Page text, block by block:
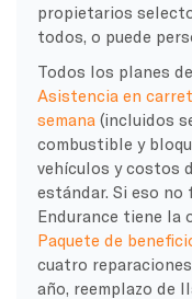
propietarios
todos, o puede
Todos los planes
Asistencia en
semana (incluidos
combustible y
vehículos y costos
estándar. Si eso
Endurance tiene la
Paquete de
cuatro
año, reemplazo de